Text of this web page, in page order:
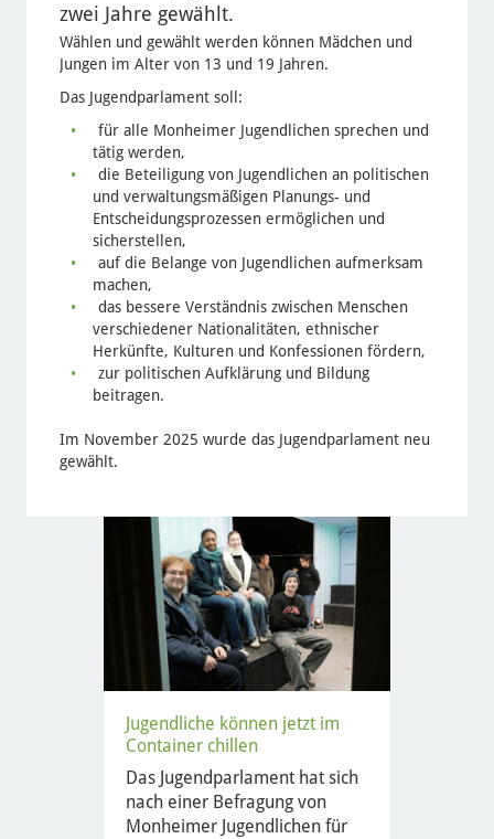
zwei Jahre gewählt.
Wählen und gewählt werden können Mädchen und
Jungen im Alter von 13 und 19 Jahren.
Das Jugendparlament soll:
für alle Monheimer Jugendlichen sprechen und
tätig werden,
die Beteiligung von Jugendlichen an politischen
und verwaltungsmäßigen Planungs- und
Entscheidungsprozessen ermöglichen und
sicherstellen,
auf die Belange von Jugendlichen aufmerksam
machen,
das bessere Verständnis zwischen Menschen
verschiedener Nationalitäten, ethnischer
Herkünfte, Kulturen und Konfessionen fördern,
zur politischen Aufklärung und Bildung
beitragen.
Im November 2025 wurde das Jugendparlament neu
gewählt.
Jugendliche können jetzt im
Container chillen
Das Jugendparlament hat sich
nach einer Befragung von
Monheimer Jugendlichen für